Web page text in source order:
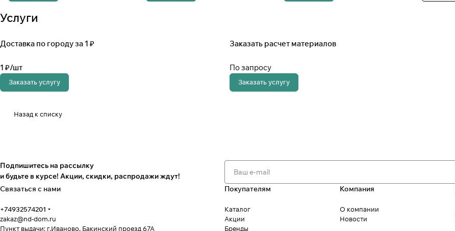
Услуги
Доставка по городу за 1 ₽
1 ₽/шт
Заказать услугу
Заказать расчет материалов
По запросу
Заказать услугу
Назад к списку
Подпишитесь на рассылку
и будьте в курсе! Акции, скидки, распродажи ждут!
Связаться с нами
+74932574201
zakaz@nd-dom.ru
Пункт выдачи: г.Иваново, Бакинский проезд 67А
Покупателям
Каталог
Акции
Бренды
Компания
О компании
Новости